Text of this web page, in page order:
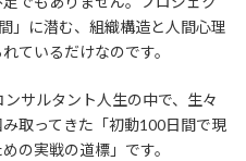
」に潜む、組織構造と人間心理
ているだけなのです。
サルタント人生の中で、生々
取ってきた「初動100日間で現
の実戦の道標」です。